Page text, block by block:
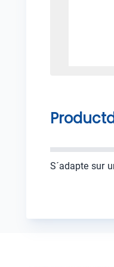
S´adapte sur